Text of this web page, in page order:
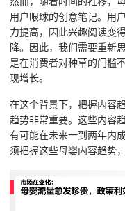
用户眼球的创意笔记。用
力提高，因此兴趣阅读变
降。因此，我们需要重新
是在消费者对种草的门槛
现增长。
在这个背景下，把握内容
趋势非常重要。这些内容
有可能在未来一到两年内
须把握这些母婴内容趋势